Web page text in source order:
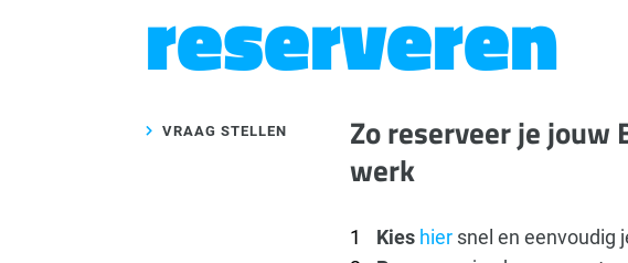
reserveren
VRAAG STELLEN
Zo reserveer je jouw
werk
Kies hier snel en eenvoudig